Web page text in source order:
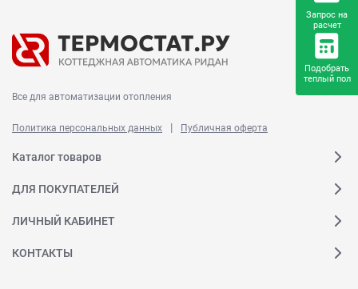
Все для автоматизации отопления
Политика персональных данных | Публичная оферта
Каталог товаров
ДЛЯ ПОКУПАТЕЛЕЙ
ЛИЧНЫЙ КАБИНЕТ
КОНТАКТЫ
Запрос на
расчет
Подобрать
теплый пол